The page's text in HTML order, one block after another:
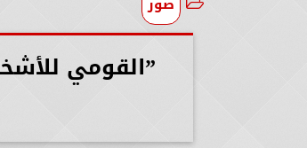
”القومي